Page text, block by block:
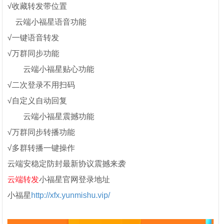
√收藏转发带位置
云端小福星语音功能
√一键语音转发
√万群同步功能
云端小福星贴心功能
√二次登录不用扫码
√自定义自动回复
云端小福星震撼功能
√万群同步转播功能
√多群转播一键操作
云端安稳定防封最新协议震撼来袭
云端转发小福星官网登录地址
小福星 http://xfx.yunmishu.vip/